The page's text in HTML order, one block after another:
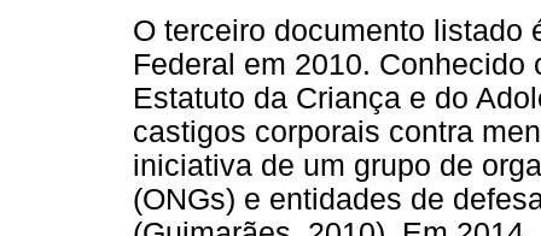
O terceiro documento listado
Federal em 2010.
Estatuto da Criança e do
castigos corporais contra
iniciativa de um grupo de
(ONGs) e entidades de